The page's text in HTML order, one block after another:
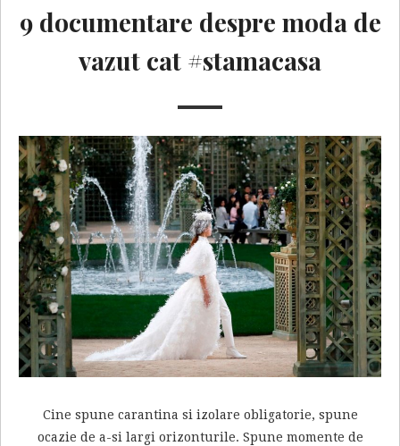
9 documentare despre moda de
vazut cat #stamacasa
Cine spune carantina si izolare obligatorie, spune
ocazie de a-si largi orizonturile. Spune momente de